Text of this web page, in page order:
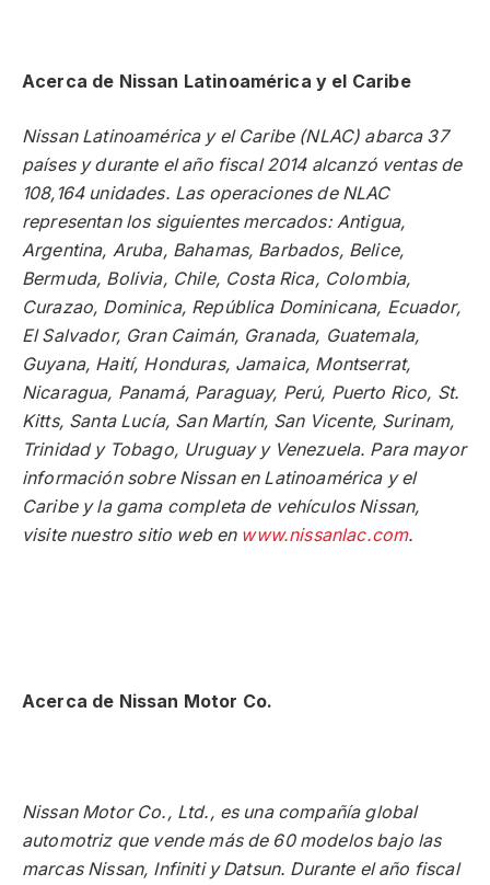
Acerca de Nissan Latinoamérica y el Caribe
Nissan Latinoamérica y el Caribe (NLAC) abarca 37
países y durante el año fiscal 2014 alcanzó ventas de
108,164 unidades. Las operaciones de NLAC
representan los siguientes mercados: Antigua,
Argentina, Aruba, Bahamas, Barbados, Belice,
Bermuda, Bolivia, Chile, Costa Rica, Colombia,
Curazao, Dominica, República Dominicana, Ecuador,
El Salvador, Gran Caimán, Granada, Guatemala,
Guyana, Haití, Honduras, Jamaica, Montserrat,
Nicaragua, Panamá, Paraguay, Perú, Puerto Rico, St.
Kitts, Santa Lucía, San Martín, San Vicente, Surinam,
Trinidad y Tobago, Uruguay y Venezuela. Para mayor
información sobre Nissan en Latinoamérica y el
Caribe y la gama completa de vehículos Nissan,
visite nuestro sitio web en www.nissanlac.com.
Acerca de Nissan Motor Co.
Nissan Motor Co., Ltd., es una compañía global
automotriz que vende más de 60 modelos bajo las
marcas Nissan, Infiniti y Datsun. Durante el año fiscal